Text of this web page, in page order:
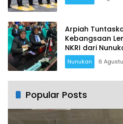
Arpiah
Kebangsaan
NKRI dari
Nunukan 6
Popular Posts